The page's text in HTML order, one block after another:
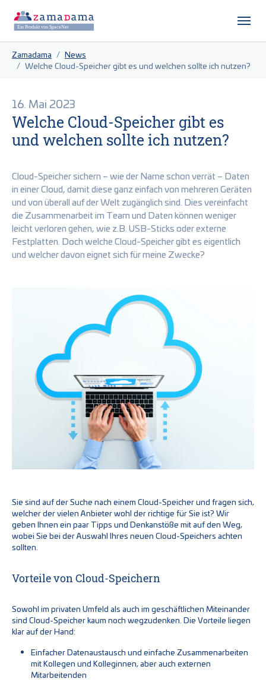
Zamadama
News
Welche Cloud-Speicher gibt es und welchen sollte ich nutzen?
16. Mai 2023
Welche Cloud-Speicher gibt es
und welchen sollte ich nutzen?
Cloud-Speicher sichern – wie der Name schon verrät – Daten
in einer Cloud, damit diese ganz einfach von mehreren Geräten
und von überall auf der Welt zugänglich sind. Dies vereinfacht
die Zusammenarbeit im Team und Daten können weniger
leicht verloren gehen, wie z.B. USB-Sticks oder externe
Festplatten. Doch welche Cloud-Speicher gibt es eigentlich
und welcher davon eignet sich für meine Zwecke?
Sie sind auf der Suche nach einem Cloud-Speicher und fragen sich,
welcher der vielen Anbieter wohl der richtige für Sie ist? Wir
geben Ihnen ein paar Tipps und Denkanstöße mit auf den Weg,
wobei Sie bei der Auswahl Ihres neuen Cloud-Speichers achten
sollten.
Vorteile von Cloud-Speichern
Sowohl im privaten Umfeld als auch im geschäftlichen Miteinander
sind Cloud-Speicher kaum noch wegzudenken. Die Vorteile liegen
klar auf der Hand:
Einfacher Datenaustausch und einfache Zusammenarbeiten
mit Kollegen und Kolleginnen, aber auch externen
Mitarbeitenden